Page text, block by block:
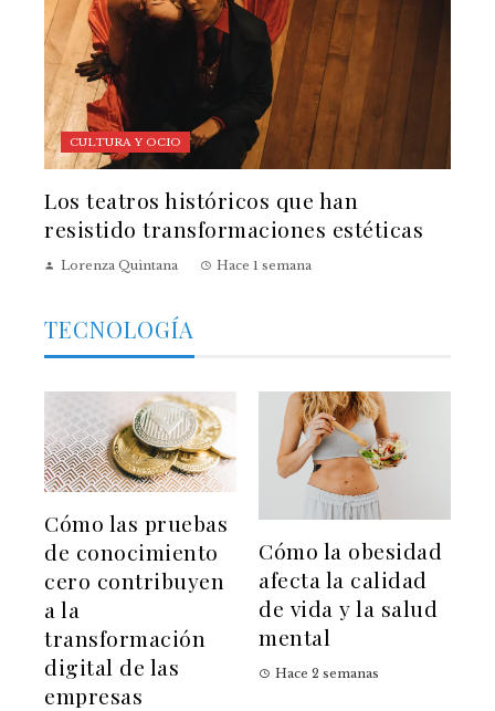
CULTURA Y OCIO
Los teatros históricos que han
resistido transformaciones estéticas
Lorenza Quintana Hace 1 semana
TECNOLOGÍA
Cómo las pruebas
de conocimiento
cero contribuyen
a la
transformación
digital de las
empresas
Cómo la obesidad
afecta la calidad
de vida y la salud
mental
Hace 2 semanas